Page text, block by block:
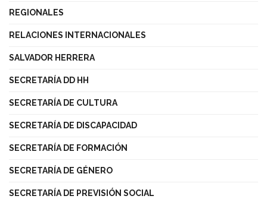
REGIONALES
RELACIONES INTERNACIONALES
SALVADOR HERRERA
SECRETARÍA DD HH
SECRETARÍA DE CULTURA
SECRETARÍA DE DISCAPACIDAD
SECRETARÍA DE FORMACIÓN
SECRETARÍA DE GÉNERO
SECRETARÍA DE PREVISIÓN SOCIAL